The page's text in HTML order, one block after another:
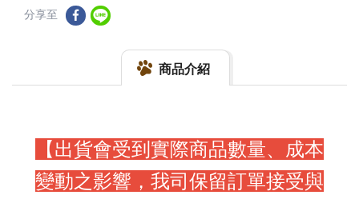
分享至
商品介紹
【出貨會受到實際商品數量、成本
變動之影響，我司保留訂單接受與